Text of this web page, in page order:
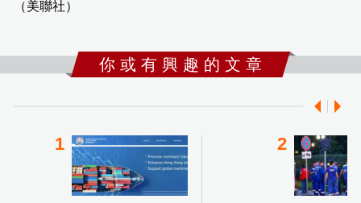
（美聯社）
你 或 有 興 趣 的 文 章